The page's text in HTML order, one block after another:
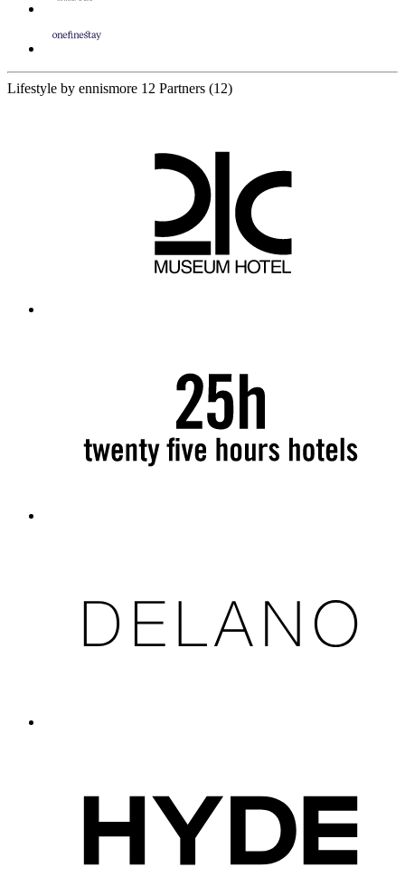
Lifestyle by ennismore 12 Partners (12)